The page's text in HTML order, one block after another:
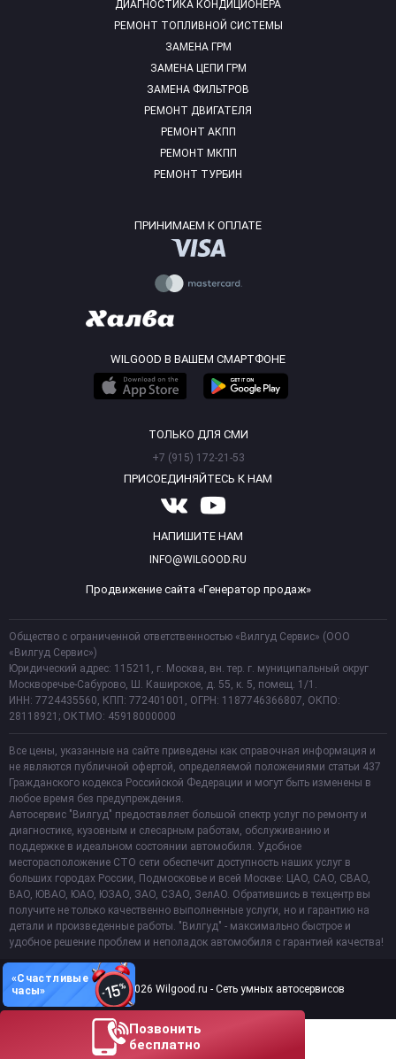
ДИАГНОСТИКА КОНДИЦИОНЕРА
РЕМОНТ ТОПЛИВНОЙ СИСТЕМЫ
ЗАМЕНА ГРМ
ЗАМЕНА ЦЕПИ ГРМ
ЗАМЕНА ФИЛЬТРОВ
РЕМОНТ ДВИГАТЕЛЯ
РЕМОНТ АКПП
РЕМОНТ МКПП
РЕМОНТ ТУРБИН
ПРИНИМАЕМ К ОПЛАТЕ
WILGOOD В ВАШЕМ СМАРТФОНЕ
ТОЛЬКО ДЛЯ СМИ
+7 (915) 172-21-53
ПРИСОЕДИНЯЙТЕСЬ К НАМ
НАПИШИТЕ НАМ
INFO@WILGOOD.RU
Продвижение сайта «Генератор продаж»
Общество с ограниченной ответственностью «Вилгуд Сервис» (ООО
«Вилгуд Сервис»)
Юридический адрес: 115211, г. Москва, вн. тер. г. муниципальный округ
Москворечье-Сабурово, Ш. Каширское, д. 55, к. 5, помещ. 1/1.
ИНН: 7724435560, КПП: 772401001, ОГРН: 1187746366807, ОКПО:
28118921; ОКТМО: 45918000000
Все цены, указанные на сайте приведены как справочная информация и
не являются публичной офертой, определяемой положениями статьи 437
Гражданского кодекса Российской Федерации и могут быть изменены в
любое время без предупреждения.
Автосервис "Вилгуд" предоставляет большой спектр услуг по ремонту и
диагностике, кузовным и слесарным работам, обслуживанию и
поддержке в идеальном состоянии автомобиля. Удобное
месторасположение СТО сети обеспечит доступность наших услуг в
больших городах России, Подмосковье и всей Москве: ЦАО, САО, СВАО,
ВАО, ЮВАО, ЮАО, ЮЗАО, ЗАО, СЗАО, ЗелАО. Обратившись в техцентр вы
получите не только качественно выполненные услуги, но и гарантию на
детали и произведенные работы. "Вилгуд" - максимально быстрое и
удобное решение проблем и неполадок автомобиля с гарантией качества!
Copyright 2011-2026 Wilgood.ru - Сеть умных автосервисов
Позвонить
бесплатно
«Счастливые
часы»